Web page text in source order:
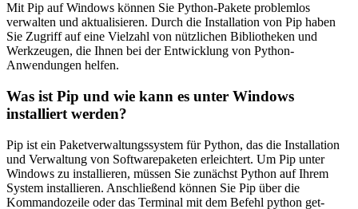
Mit Pip auf Windows können Sie Python-Pakete problemlos
verwalten und aktualisieren. Durch die Installation von Pip haben
Sie Zugriff auf eine Vielzahl von nützlichen Bibliotheken und
Werkzeugen, die Ihnen bei der Entwicklung von Python-
Anwendungen helfen.
Was ist Pip und wie kann es unter Windows
installiert werden?
Pip ist ein Paketverwaltungssystem für Python, das die Installation
und Verwaltung von Softwarepaketen erleichtert. Um Pip unter
Windows zu installieren, müssen Sie zunächst Python auf Ihrem
System installieren. Anschließend können Sie Pip über die
Kommandozeile oder das Terminal mit dem Befehl python get-